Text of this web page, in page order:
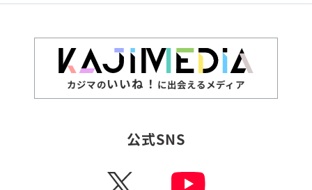
カジマのいいね！ に出会えるメディア
公式SNS
X